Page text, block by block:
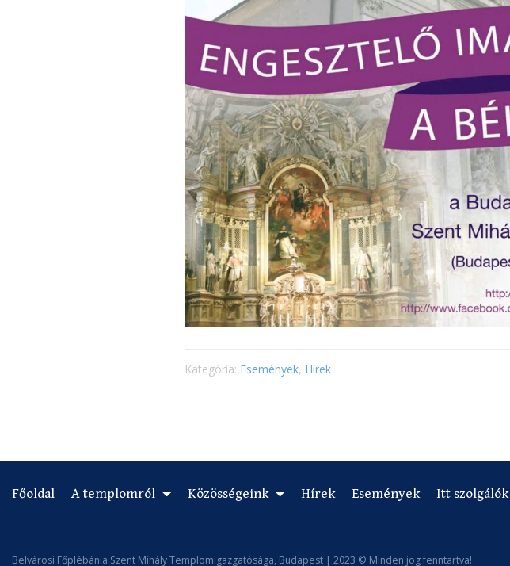
Kategória: Események, Hírek
Főoldal A templomról Közösségeink Hírek Események Itt szolgálók
Belvárosi Főplébánia Szent Mihály Templomigazgatósága, Budapest | 2023 © Minden jog fenntartva!